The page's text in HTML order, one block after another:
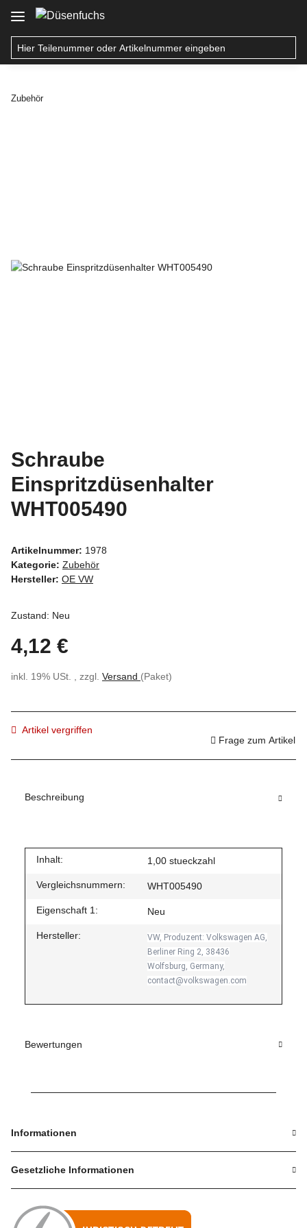
Zubehör
Schraube
Einspritzdüsenhalter
WHT005490
Artikelnummer: 1978
Kategorie: Zubehör
Hersteller: OE VW
Zustand: Neu
4,12 €
inkl. 19% USt. , zzgl. Versand (Paket)
Artikel vergriffen
Frage zum Artikel
Beschreibung
Inhalt: 1,00 stueckzahl
Vergleichsnummern: WHT005490
Eigenschaft 1: Neu
Hersteller:
VW, Produzent: Volkswagen AG,
Berliner Ring 2, 38436
Wolfsburg, Germany,
contact@volkswagen.com
Bewertungen
Informationen
Gesetzliche Informationen